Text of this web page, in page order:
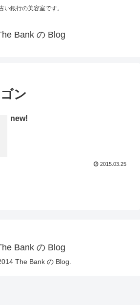
い銀行の美容室です。
Bank の Blog
ン
new!
2015.03.25
Bank の Blog
The Bank の Blog.